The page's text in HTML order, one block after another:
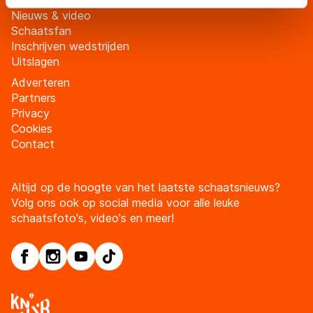
adequaat beschermingsniveau geldt volgens de GDPR.
Door op ‘Toestaan’ te klikken, stemt u in met deze
overdracht. Meer informatie vindt u in ons
Nieuws & video
Schaatsfan
Inschrijven wedstrijden
Uitslagen
Adverteren
Partners
Privacy
Cookies
Contact
Altijd op de hoogte van het laatste schaatsnieuws?
Volg ons ook op social media voor alle leuke
schaatsfoto's, video's en meer!